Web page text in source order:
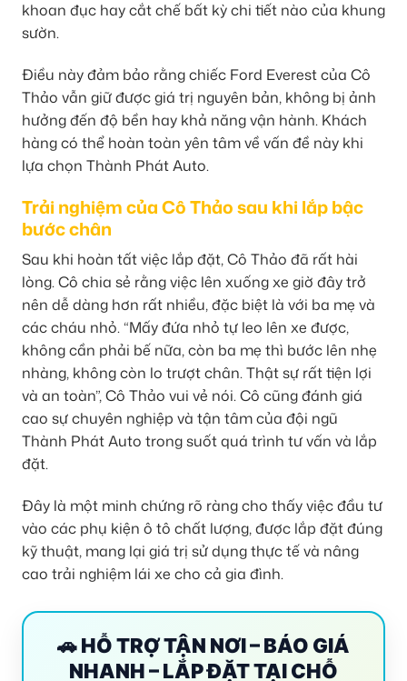
khoan đục hay cắt chế bất kỳ chi tiết nào của khung
sườn.
Điều này đảm bảo rằng chiếc Ford Everest của Cô
Thảo vẫn giữ được giá trị nguyên bản, không bị ảnh
hưởng đến độ bền hay khả năng vận hành. Khách
hàng có thể hoàn toàn yên tâm về vấn đề này khi
lựa chọn Thành Phát Auto.
Trải nghiệm của Cô Thảo sau khi lắp bậc
bước chân
Sau khi hoàn tất việc lắp đặt, Cô Thảo đã rất hài
lòng. Cô chia sẻ rằng việc lên xuống xe giờ đây trở
nên dễ dàng hơn rất nhiều, đặc biệt là với ba mẹ và
các cháu nhỏ. “Mấy đứa nhỏ tự leo lên xe được,
không cần phải bế nữa, còn ba mẹ thì bước lên nhẹ
nhàng, không còn lo trượt chân. Thật sự rất tiện lợi
và an toàn”, Cô Thảo vui vẻ nói. Cô cũng đánh giá
cao sự chuyên nghiệp và tận tâm của đội ngũ
Thành Phát Auto trong suốt quá trình tư vấn và lắp
đặt.
Đây là một minh chứng rõ ràng cho thấy việc đầu tư
vào các phụ kiện ô tô chất lượng, được lắp đặt đúng
kỹ thuật, mang lại giá trị sử dụng thực tế và nâng
cao trải nghiệm lái xe cho cả gia đình.
🚗 HỖ TRỢ TẬN NƠI – BÁO GIÁ
NHANH – LẮP ĐẶT TẠI CHỖ